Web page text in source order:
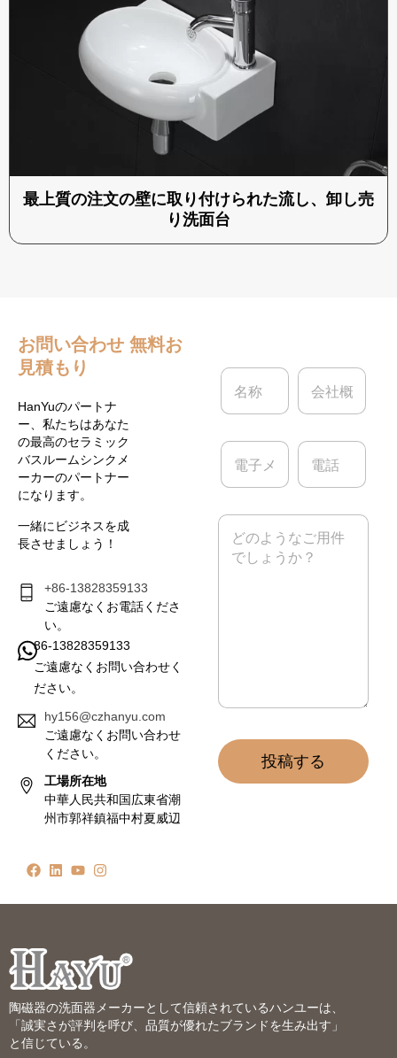
最上質の注文の壁に取り付けられた流し、卸し売
り洗面台
お問い合わせ 無料お
見積もり
HanYuのパートナ
ー、私たちはあなた
の最高のセラミック
バスルームシンクメ
ーカーのパートナー
になります。
一緒にビジネスを成
長させましょう！
+86-13828359133
ご遠慮なくお電話くださ
い。
86-13828359133
ご遠慮なくお問い合わせく
ださい。
hy156@czhanyu.com
ご遠慮なくお問い合わせ
ください。
工場所在地
中華人民共和国広東省潮
州市郭祥鎮福中村夏威辺
名
*
会
概
電
メ
ル
電
メ
投稿する
陶磁器の洗面器メーカーとして信頼されているハンユーは、
「誠実さが評判を呼び、品質が優れたブランドを生み出す」
と信じている。